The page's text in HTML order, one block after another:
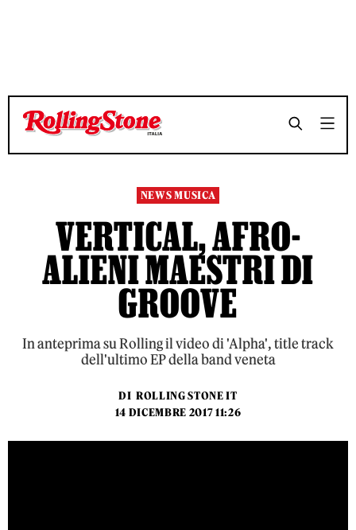
TEMPO DI LETTURA 2 MINUTI SHARE
TEMPO DI LETTURA 2 MINUTI SHARE
NEWS MUSICA
VERTICAL, AFRO-
ALIENI MAESTRI DI
GROOVE
In anteprima su Rolling il video di 'Alpha', title track
dell'ultimo EP della band veneta
DI ROLLING STONE IT
14 DICEMBRE 2017 11:26